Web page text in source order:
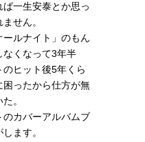
一生安泰とか思っ
せん。
ルナイト」のもん
なくなって3年半
のヒット後5年くら
困ったから仕方が無
。
カバーアルバムブ
ます。